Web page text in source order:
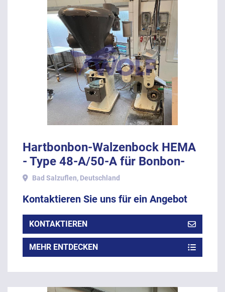
Hartbonbon-Walzenbock HEMA
- Type 48-A/50-A für Bonbon-
Lutscher, Baujahr 1986.
Bad Salzuflen, Deutschland
Kontaktieren Sie uns für ein Angebot
KONTAKTIEREN
MEHR ENTDECKEN